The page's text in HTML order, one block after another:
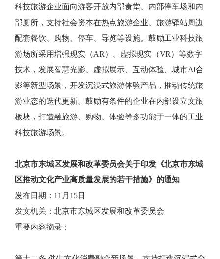
科技旅游企业面向游客开放内部食堂、内部停车场和内
部厕所，支持社会资本在热点旅游企业、旅游驿站周边
配套餐饮、购物、停车、导览等设施。鼓励工业科技旅
游场所采用增强现实（AR）、虚拟现实（VR）等数字
技术，发展智慧光影、虚拟展示、互动体验、城市AI合
影等新型场景，开发沉浸式旅游体验产品，推动传统旅
游业态的迭代更新。鼓励有条件的企业在内部设立文旅
板块，打造融旅游、购物、体验等多功能于一体的工业
科技旅游场景。
北京市东城区发展和改革委员会关于印发《北京市东城
区推动文化产业高质量发展的若干措施》的通知
发布日期：11月15日
发文机关：北京市东城区发展和改革委员会
重要内容摘录：